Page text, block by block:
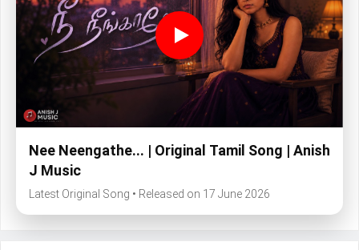
Nee Neengathe... | Original Tamil Song | Anish
J Music
Latest Original Song • Released on 17 June 2026